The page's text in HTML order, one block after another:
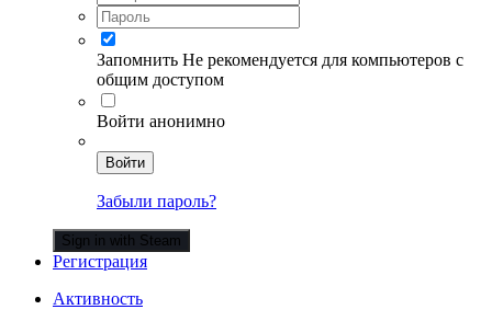
Запомнить Не рекомендуется для компьютеров с
общим доступом
Войти анонимно
Войти
Забыли пароль?
Sign in with Steam
Регистрация
Активность